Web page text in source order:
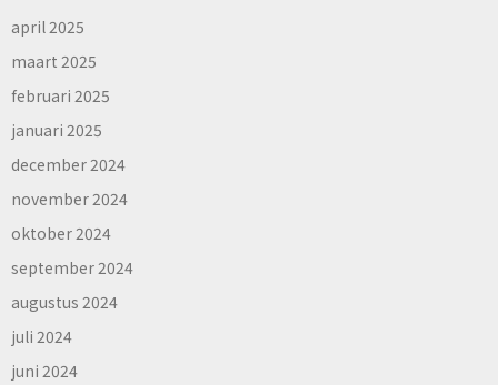
april 2025
maart 2025
februari 2025
januari 2025
december 2024
november 2024
oktober 2024
september 2024
augustus 2024
juli 2024
juni 2024